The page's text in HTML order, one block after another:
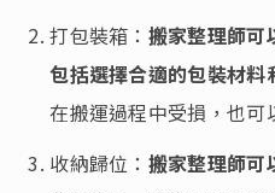
打包裝箱： 搬家整理師可
包括選擇合適的包裝材料
在搬運過程中受損，也可
收納歸位： 搬家整理師可